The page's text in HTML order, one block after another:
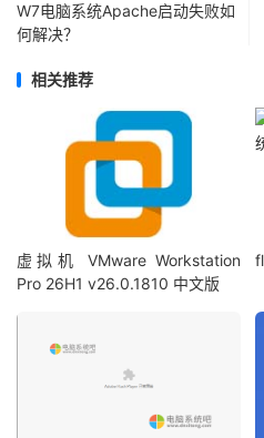
W7电脑系统Apache启动失败如
何解决？
相关推荐
虚拟机 VMware Workstation
Pro 26H1 v26.0.1810 中文版